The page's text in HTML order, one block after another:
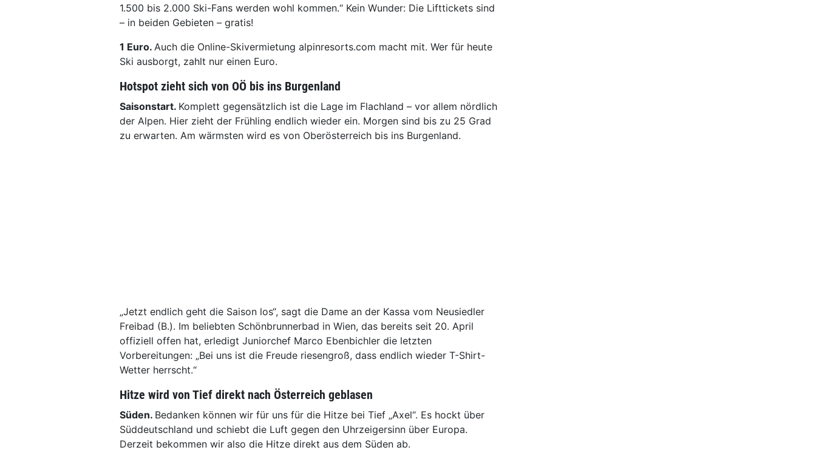
1.500 bis 2.000 Ski-Fans werden wohl kommen.“ Kein Wunder: Die Lifttickets sind
– in beiden Gebieten – gratis!
1 Euro. Auch die Online-Skivermietung alpinresorts.com macht mit. Wer für heute
Ski ausborgt, zahlt nur einen Euro.
Hotspot zieht sich von OÖ bis ins Burgenland
Saisonstart. Komplett gegensätzlich ist die Lage im Flachland – vor allem nördlich
der Alpen. Hier zieht der Frühling endlich wieder ein. Morgen sind bis zu 25 Grad
zu erwarten. Am wärmsten wird es von Oberösterreich bis ins Burgenland.
„Jetzt endlich geht die Saison los“, sagt die Dame an der Kassa vom Neusiedler
Freibad (B.). Im beliebten Schönbrunnerbad in Wien, das bereits seit 20. April
offiziell offen hat, erledigt Juniorchef Marco Ebenbichler die letzten
Vorbereitungen: „Bei uns ist die Freude riesengroß, dass endlich wieder T-Shirt-
Wetter herrscht.“
Hitze wird von Tief direkt nach Österreich geblasen
Süden. Bedanken können wir für uns für die Hitze bei Tief „Axel“. Es hockt über
Süddeutschland und schiebt die Luft gegen den Uhrzeigersinn über Europa.
Derzeit bekommen wir also die Hitze direkt aus dem Süden ab.